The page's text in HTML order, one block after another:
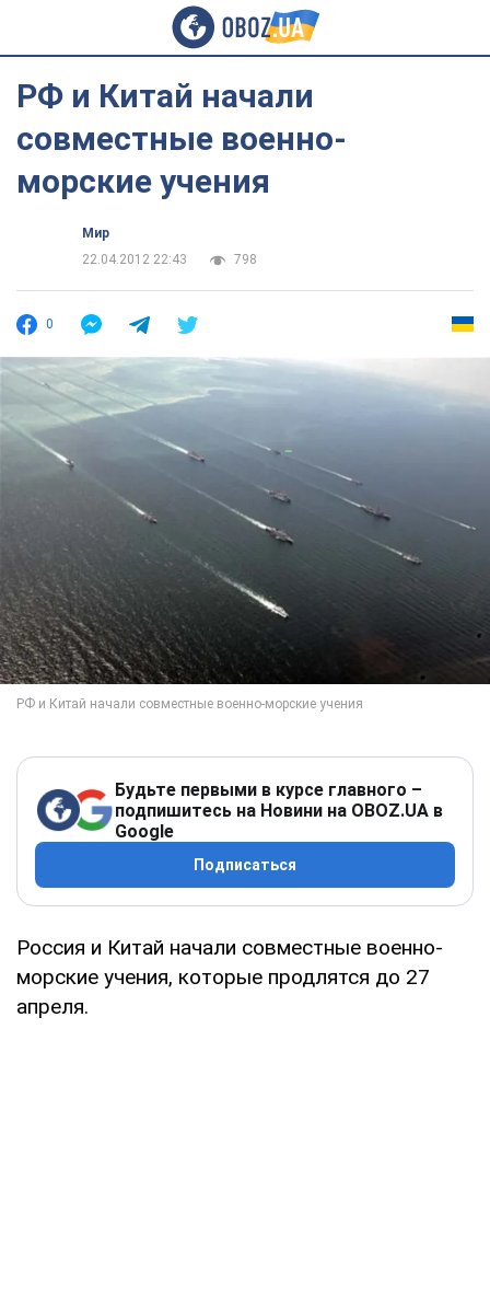
РФ и Китай начали
совместные военно-
морские учения
Мир
22.04.2012 22:43
798
0
Будьте первыми в курсе главного –
подпишитесь на Новини на OBOZ.UA в
Google
Подписаться
Россия и Китай начали совместные военно-
морские учения, которые продлятся до 27
апреля.